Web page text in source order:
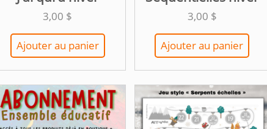
3,00 $
Ajouter au panier
3,00 $
Ajouter au panier